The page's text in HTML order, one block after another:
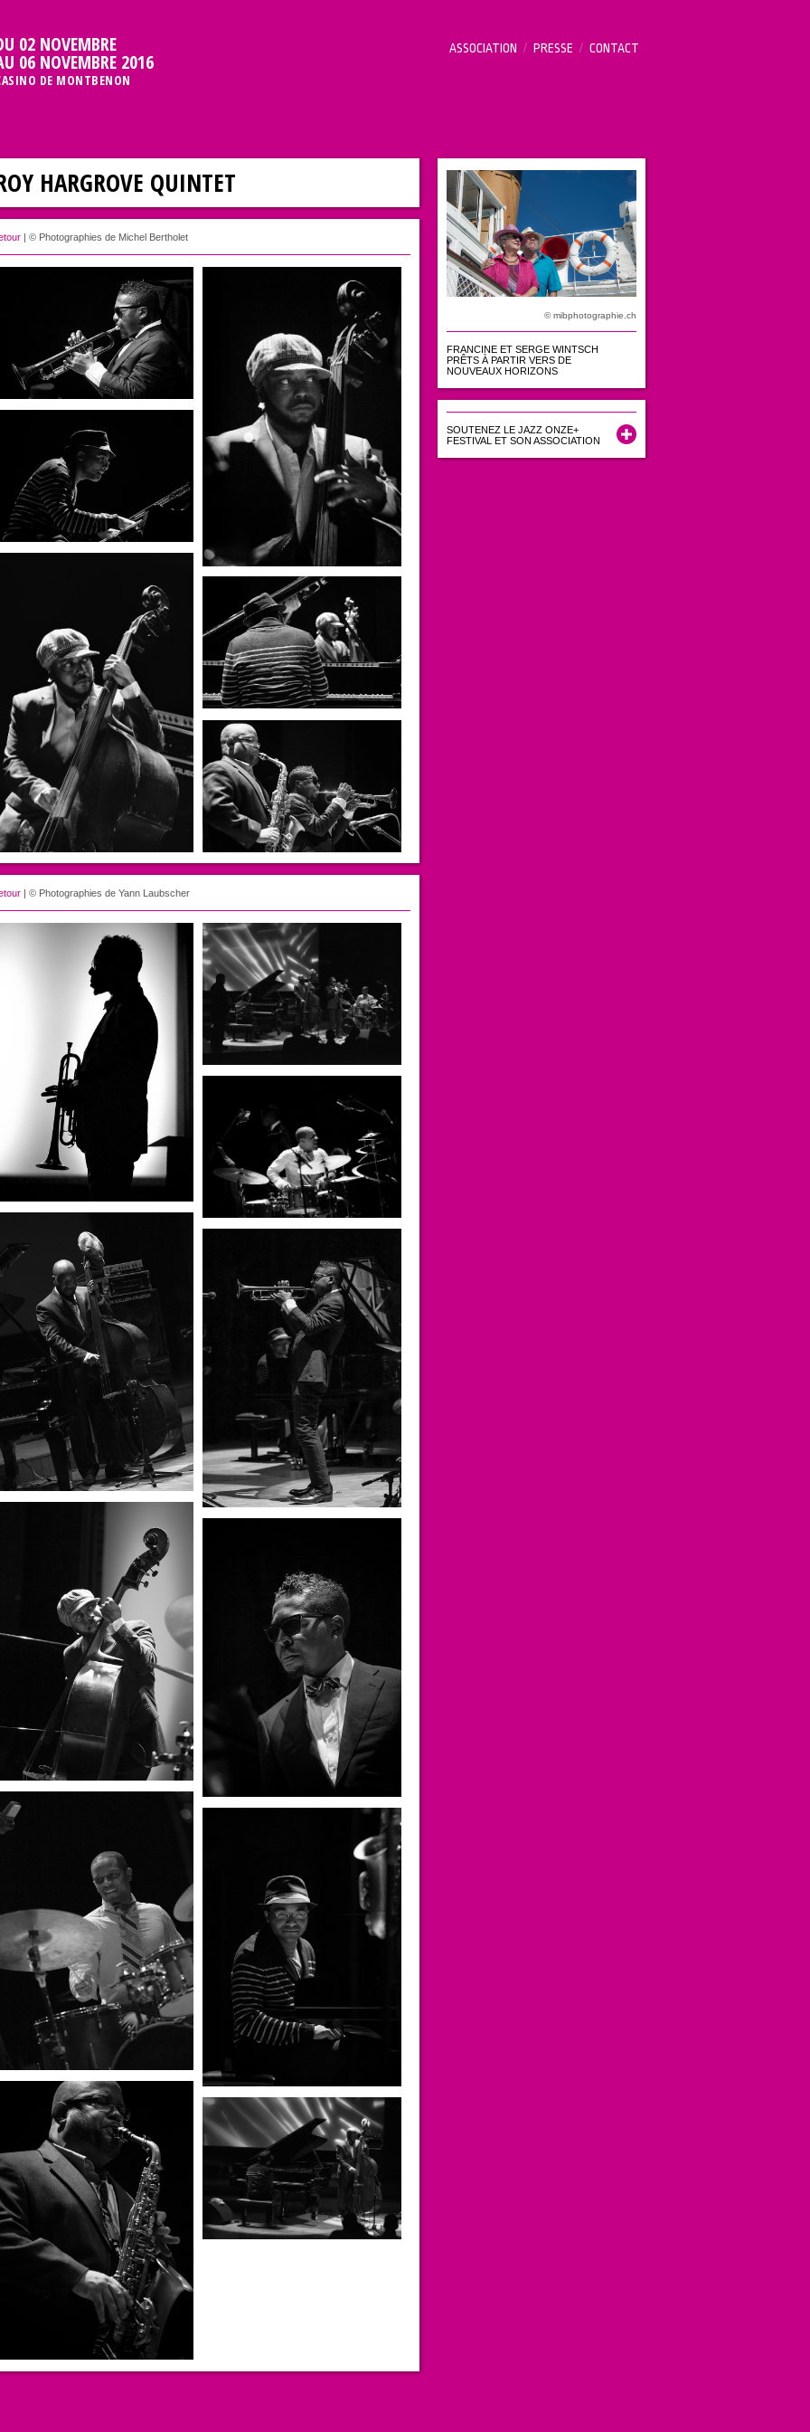
02 NOVEMBRE
06 NOVEMBRE 2016
DE MONTBENON
ASSOCIATION / PRESSE / CONTACT
HARGROVE QUINTET
| © Photographies de Michel Bertholet
| © Photographies de Yann Laubscher
© mibphotographie.ch
FRANCINE ET SERGE WINTSCH
PRÊTS À PARTIR VERS DE
NOUVEAUX HORIZONS
SOUTENEZ LE JAZZ ONZE+
FESTIVAL ET SON ASSOCIATION